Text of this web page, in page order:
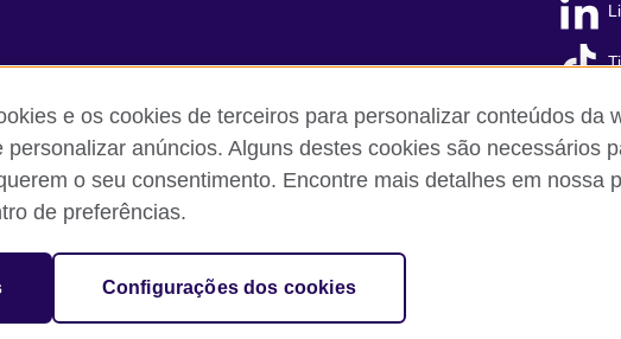
Política de privacidade e termos de uso Sitemap Cookies
Wales) SC037733 (Scotland).
e os cookies de terceiros para personalizar conteúdos da
anúncios. Alguns destes cookies são necessários
o seu consentimento. Encontre mais detalhes em nossa
de preferências.
Configurações dos cookies